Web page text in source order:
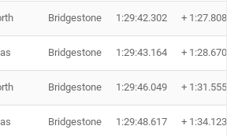
Bridgestone 1:29:42.302 + 1:27.808
Bridgestone 1:29:43.164 + 1:28.670
Bridgestone 1:29:46.049 + 1:31.555
Bridgestone 1:29:48.617 + 1:34.123